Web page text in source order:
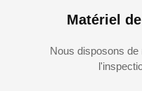
Matériel
Nous disposons de